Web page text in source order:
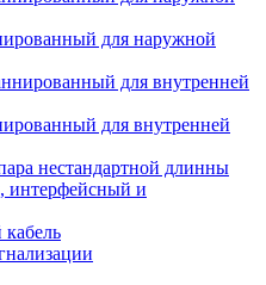
для наружной
для внутренней
для внутренней
нестандартной длинны
интерфейсный и